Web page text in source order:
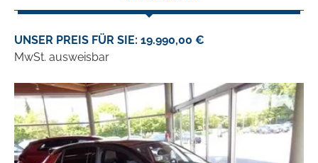
UNSER PREIS FÜR SIE: 19.990,00 €
MwSt. ausweisbar